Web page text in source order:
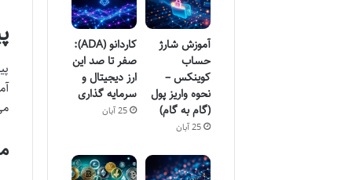
آموزش شارژ
حساب
کوینکس –
نحوه واریز پول
(گام به گام)
25 آبان
کاردانو (ADA):
صفر تا صد این
ارز دیجیتال و
سرمایه گذاری
25 آبان